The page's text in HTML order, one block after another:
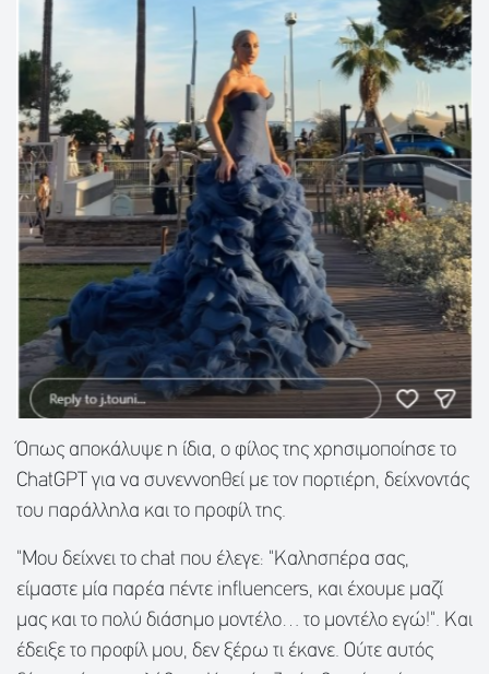
Όπως αποκάλυψε η ίδια, ο φίλος της χρησιμοποίησε το
ChatGPT για να συνεννοηθεί με τον πορτιέρη, δείχνοντάς
του παράλληλα και το προφίλ της.
"Μου δείχνει το chat που έλεγε: "Καλησπέρα σας,
είμαστε μία παρέα πέντε influencers, και έχουμε μαζί
μας και το πολύ διάσημο μοντέλο… το μοντέλο εγώ!". Και
έδειξε το προφίλ μου, δεν ξέρω τι έκανε. Ούτε αυτός